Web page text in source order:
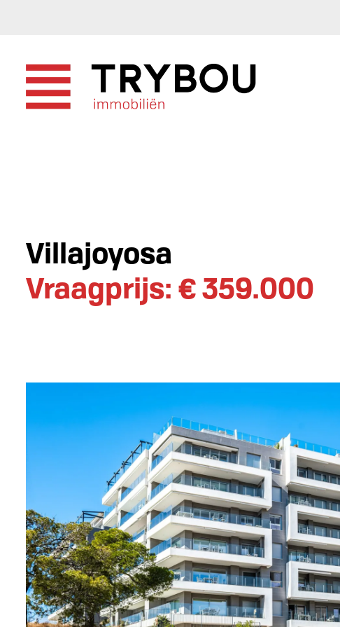
Villajoyosa
Vraagprijs: € 359.000